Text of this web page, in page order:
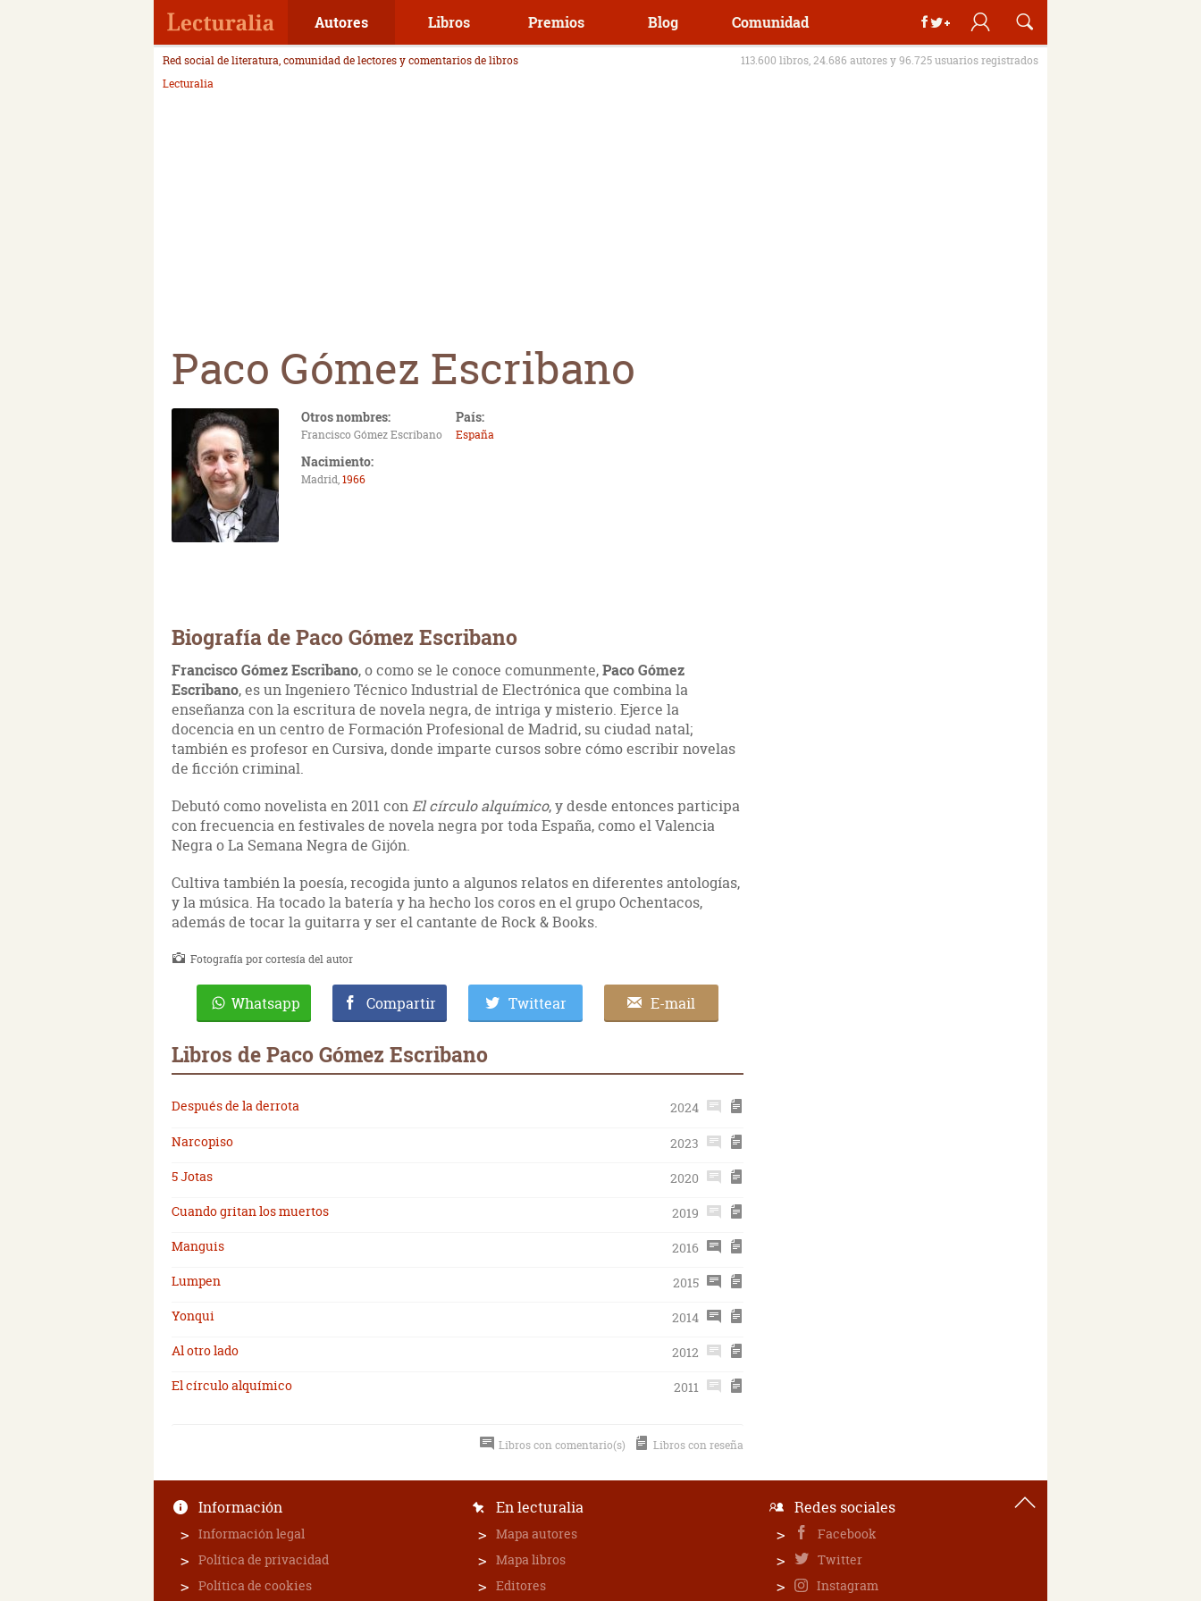
Autores Libros Premios Blog Comunidad
Red social de literatura, comunidad de lectores y comentarios de libros
113.600 libros, 24.686 autores y 96.725 usuarios registrados
Lecturalia
Paco Gómez Escribano
Otros nombres:
Francisco Gómez Escribano
País:
España
Nacimiento:
Madrid,1966
Biografía de Paco Gómez Escribano
Francisco Gómez Escribano, o como se le conoce comunmente,Paco Gómez
Escribano, es un Ingeniero Técnico Industrial de Electrónica que combina la
enseñanza con la escritura de novela negra, de intriga y misterio. Ejerce la
docencia en un centro de Formación Profesional de Madrid, su ciudad natal;
también es profesor en Cursiva, donde imparte cursos sobre cómo escribir novelas
de ficción criminal.
Debutó como novelista en 2011 conEl círculo alquímico, y desde entonces participa
con frecuencia en festivales de novela negra por toda España, como el Valencia
Negra o La Semana Negra de Gijón.
Cultiva también la poesía, recogida junto a algunos relatos en diferentes antologías,
y la música. Ha tocado la batería y ha hecho los coros en el grupo Ochentacos,
además de tocar la guitarra y ser el cantante de Rock & Books.
Fotografía por cortesía del autor
Whatsapp Compartir Twittear E-mail
Libros de Paco Gómez Escribano
Después de la derrota
2024
Narcopiso
2023
5 Jotas
2020
Cuando gritan los muertos
2019
Manguis
2016
Lumpen
2015
Yonqui
2014
Al otro lado
2012
El círculo alquímico
2011
Libros con comentario(s) Libros con reseña
Información
Información legal
Política de privacidad
Política de cookies
En lecturalia
Mapa autores
Mapa libros
Editores
Redes sociales
Facebook
Twitter
Instagram